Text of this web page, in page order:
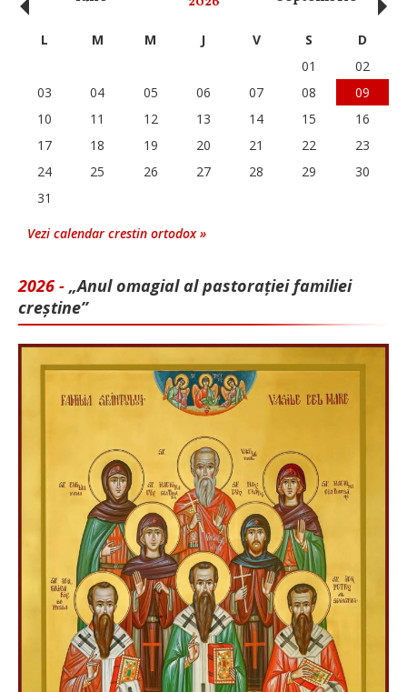
L M M J V S
D
01
02
03
04 05 06 07 08
09
10
11 12 13 14 15
16
17
18 19 20 21 22
23
24
25 26 27 28 29
30
31
Vezi calendar crestin ortodox »
2026 - „Anul omagial al pastorației familiei
creștine”